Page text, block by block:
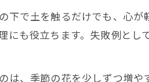
下で土を触るだけでも、心
にも役立ちます。失敗例と
は、季節の花を少しずつ増